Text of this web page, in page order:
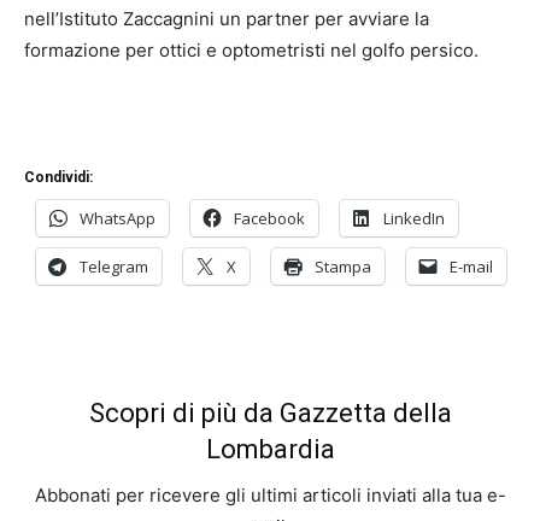
nell’Istituto Zaccagnini un partner per avviare la
formazione per ottici e optometristi nel golfo persico.
Condividi:
WhatsApp Facebook LinkedIn
Telegram X Stampa E-mail
Scopri di più da Gazzetta della
Lombardia
Abbonati per ricevere gli ultimi articoli inviati alla tua e-